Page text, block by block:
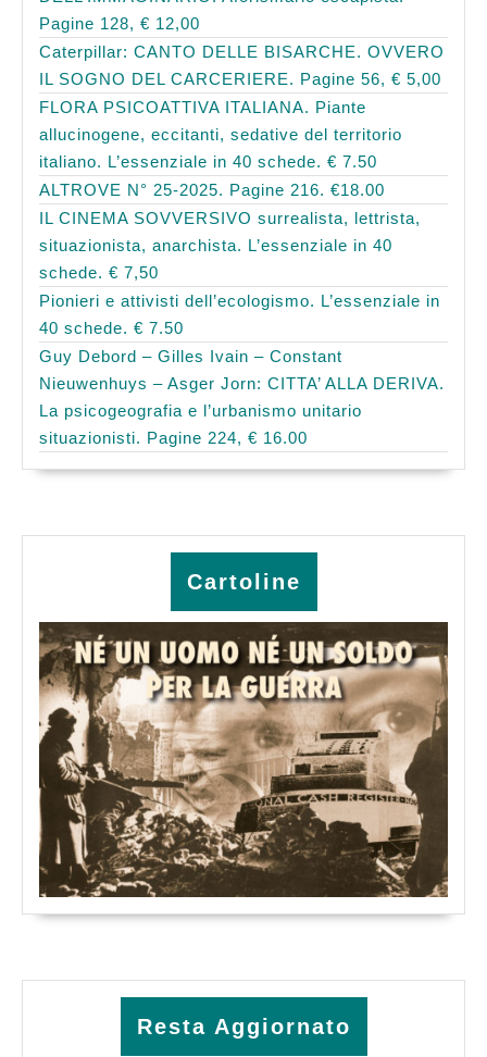
Pagine 128, € 12,00
Caterpillar: CANTO DELLE BISARCHE. OVVERO
IL SOGNO DEL CARCERIERE. Pagine 56, € 5,00
FLORA PSICOATTIVA ITALIANA. Piante
allucinogene, eccitanti, sedative del territorio
italiano. L’essenziale in 40 schede. € 7.50
ALTROVE N° 25-2025. Pagine 216. €18.00
IL CINEMA SOVVERSIVO surrealista, lettrista,
situazionista, anarchista. L’essenziale in 40
schede. € 7,50
Pionieri e attivisti dell’ecologismo. L’essenziale in
40 schede. € 7.50
Guy Debord – Gilles Ivain – Constant
Nieuwenhuys – Asger Jorn: CITTA’ ALLA DERIVA.
La psicogeografia e l’urbanismo unitario
situazionisti. Pagine 224, € 16.00
Cartoline
Resta Aggiornato